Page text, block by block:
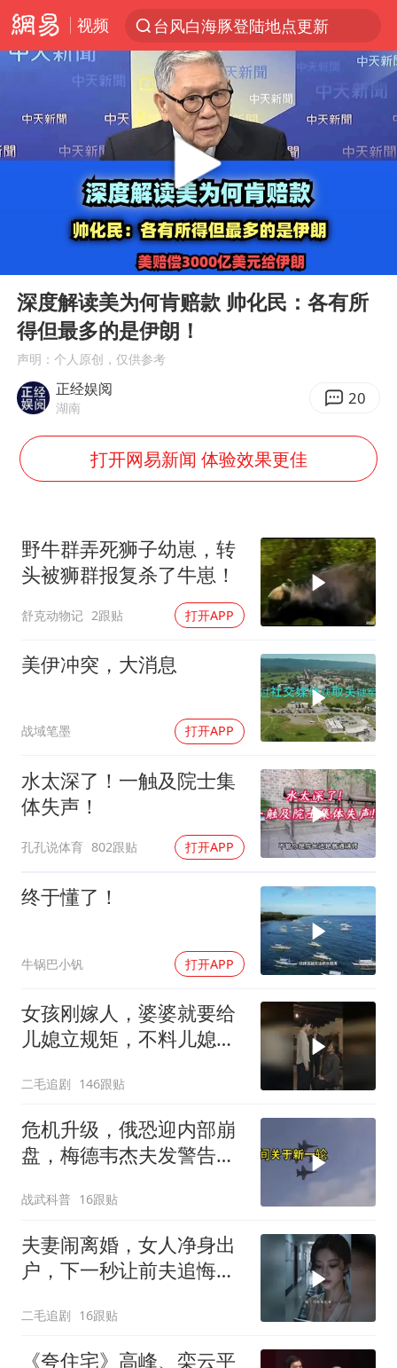
视频
台风白海豚登陆地点更新
以“新”破局 首发经济点亮城市消费活力
看守所辅警收受10万获刑1年
台风白海豚进入48小时警戒线
陈熠被张本美和连扳三局逆转
多地要求领导干部带头休假
感觉全东北都在等7号
中方回应是否在太平洋海底开采稀土
80后女柜员逆袭成4200亿银行副行长
女子利用漏洞0元薅走3000多件家电
宇树科技 打新
房主任回应争议
把党建设得更加坚强有力
41岁女子为鼓励女儿考上985研究生
奋进开新局 实干挑大梁
Play
深度解读美为何肯赔款 帅化民：各有所
得但最多的是伊朗！
声明：个人原创，仅供参考
正经娱阅
湖南 20
打开网易新闻 体验效果更佳
野牛群弄死狮子幼崽，转
头被狮群报复杀了牛崽！
舒克动物记 2跟贴 打开APP
美伊冲突，大消息
战域笔墨 打开APP
水太深了！一触及院士集
体失声！
孔孔说体育 802跟贴 打开APP
终于懂了！
牛锅巴小钒 打开APP
女孩刚嫁人，婆婆就要给
儿媳立规矩，不料儿媳不
二毛追剧 146跟贴
危机升级，俄恐迎内部崩
盘，梅德韦杰夫发警告，
战武科普 16跟贴
夫妻闹离婚，女人净身出
户，下一秒让前夫追悔莫
二毛追剧 16跟贴
《夸住宅》高峰、栾云平